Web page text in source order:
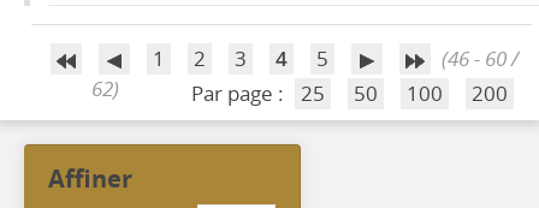
1 2 3 4 5
(46 - 60 /
62)
Par page : 25 50 100 200
affiner